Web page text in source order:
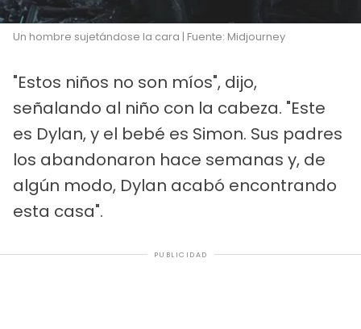
Un hombre sujetándose la cara | Fuente: Midjourney
"Estos niños no son míos", dijo,
señalando al niño con la cabeza. "Este
es Dylan, y el bebé es Simon. Sus padres
los abandonaron hace semanas y, de
algún modo, Dylan acabó encontrando
esta casa".
PUBLICIDAD